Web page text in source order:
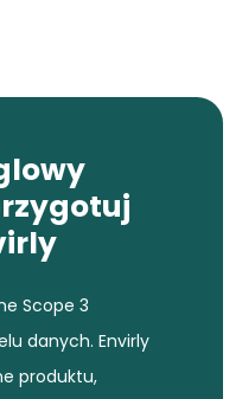
Scope 3
danych. Envirly
produktu,